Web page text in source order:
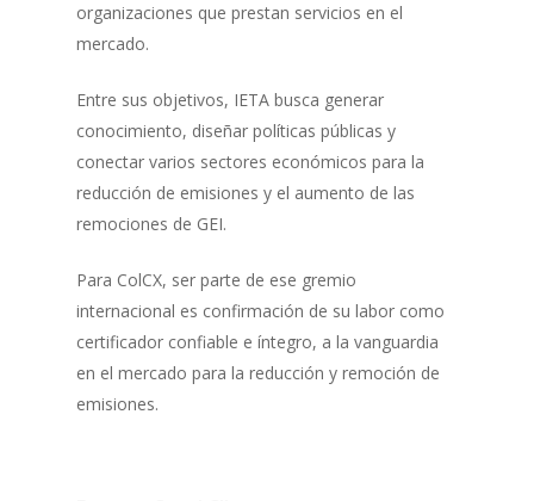
organizaciones que prestan servicios en el
mercado.
Entre sus objetivos, IETA busca generar
conocimiento, diseñar políticas públicas y
conectar varios sectores económicos para la
reducción de emisiones y el aumento de las
remociones de GEI.
Para ColCX, ser parte de ese gremio
internacional es confirmación de su labor como
certificador confiable e íntegro, a la vanguardia
en el mercado para la reducción y remoción de
emisiones.